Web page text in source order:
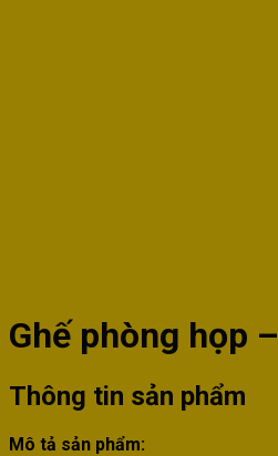
Ghế phòng họp
Thông tin sản phẩm
Mô tả sản phẩm: